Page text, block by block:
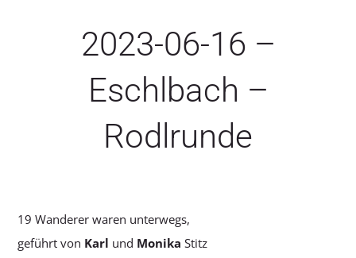
2023-06-16 –
Eschlbach –
Rodlrunde
19 Wanderer waren unterwegs,
geführt von Karl und MonikaStitz